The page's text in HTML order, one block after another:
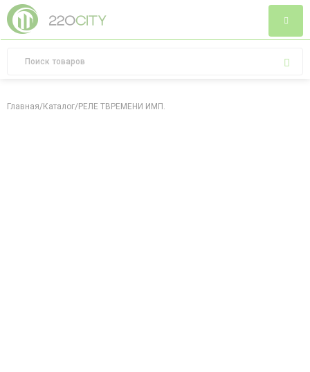
Главная/Каталог/РЕЛЕ TВРЕМЕНИ ИМП.